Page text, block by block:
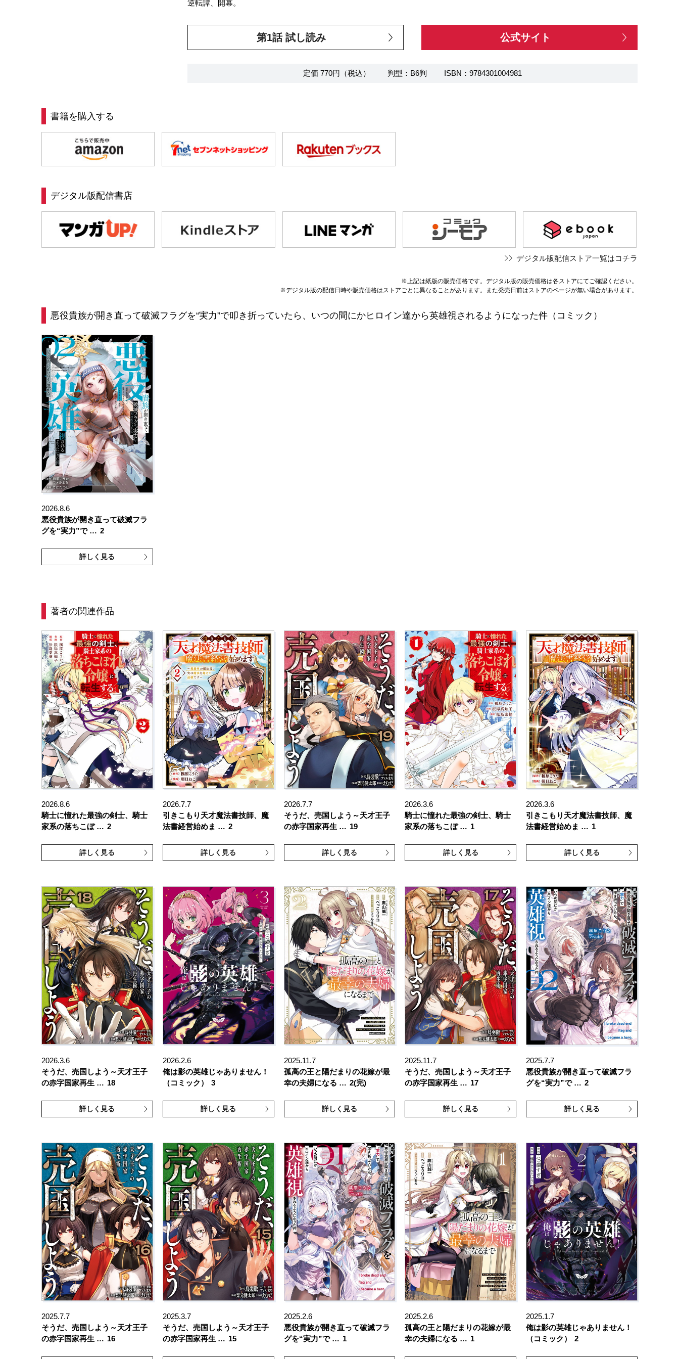
逆転譚、開幕。
第1話 試し読み 公式サイト
定価 770円（税込） 判型：B6判 ISBN：9784301004981
書籍を購入する
デジタル版配信書店
デジタル版配信ストア一覧はコチラ
※上記は紙版の販売価格です。デジタル版の販売価格は各ストアにてご確認ください。
※デジタル版の配信日時や販売価格はストアごとに異なることがあります。また発売日前はストアのページが無い場合があります。
悪役貴族が開き直って破滅フラグを“実力”で叩き折っていたら、いつの間にかヒロイン達から英雄視されるようになった件（コミック）
2026.8.6
悪役貴族が開き直って破滅フラ
グを“実力”で … 2
詳しく見る
著者の関連作品
2026.8.6
騎士に憧れた最強の剣士、騎士
家系の落ちこぼ … 2
詳しく見る
2026.7.7
引きこもり天才魔法書技師、魔
法書経営始めま … 2
詳しく見る
2026.7.7
そうだ、売国しよう～天才王子
の赤字国家再生 … 19
詳しく見る
2026.3.6
騎士に憧れた最強の剣士、騎士
家系の落ちこぼ … 1
詳しく見る
2026.3.6
引きこもり天才魔法書技師、魔
法書経営始めま … 1
詳しく見る
2026.3.6
そうだ、売国しよう～天才王子
の赤字国家再生 … 18
詳しく見る
2026.2.6
俺は影の英雄じゃありません！
（コミック）
3
詳しく見る
2025.11.7
孤高の王と陽だまりの花嫁が最
幸の夫婦になる … 2(完)
詳しく見る
2025.11.7
そうだ、売国しよう～天才王子
の赤字国家再生 … 17
詳しく見る
2025.7.7
悪役貴族が開き直って破滅フラ
グを“実力”で … 2
詳しく見る
2025.7.7
そうだ、売国しよう～天才王子
の赤字国家再生 … 16
2025.3.7
そうだ、売国しよう～天才王子
の赤字国家再生 … 15
2025.2.6
悪役貴族が開き直って破滅フラ
グを“実力”で … 1
2025.2.6
孤高の王と陽だまりの花嫁が最
幸の夫婦になる … 1
2025.1.7
俺は影の英雄じゃありません！
（コミック）
2